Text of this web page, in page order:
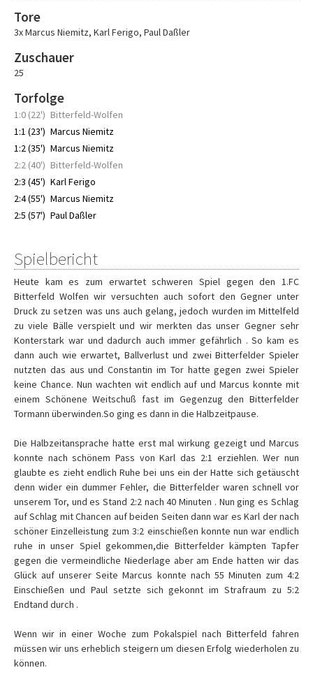
Tore
3x Marcus Niemitz, Karl Ferigo, Paul Daßler
Zuschauer
25
Torfolge
1:0 (22') Bitterfeld-Wolfen
1:1 (23') Marcus Niemitz
1:2 (35') Marcus Niemitz
2:2 (40') Bitterfeld-Wolfen
2:3 (45') Karl Ferigo
2:4 (55') Marcus Niemitz
2:5 (57') Paul Daßler
Spielbericht
Heute kam es zum erwartet schweren Spiel gegen den 1.FC
Bitterfeld Wolfen wir versuchten auch sofort den Gegner unter
Druck zu setzen was uns auch gelang, jedoch wurden im Mittelfeld
zu viele Bälle verspielt und wir merkten das unser Gegner sehr
Konterstark war und dadurch auch immer gefährlich . So kam es
dann auch wie erwartet, Ballverlust und zwei Bitterfelder Spieler
nutzten das aus und Constantin im Tor hatte gegen zwei Spieler
keine Chance. Nun wachten wit endlich auf und Marcus konnte mit
einem Schönene Weitschuß fast im Gegenzug den Bitterfelder
Tormann überwinden.So ging es dann in die Halbzeitpause.
Die Halbzeitansprache hatte erst mal wirkung gezeigt und Marcus
konnte nach schönem Pass von Karl das 2:1 erziehlen. Wer nun
glaubte es zieht endlich Ruhe bei uns ein der Hatte sich getäuscht
denn wider ein dummer Fehler, die Bitterfelder waren schnell vor
unserem Tor, und es Stand 2:2 nach 40 Minuten . Nun ging es Schlag
auf Schlag mit Chancen auf beiden Seiten dann war es Karl der nach
schöner Einzelleistung zum 3:2 einschießen konnte nun war endlich
ruhe in unser Spiel gekommen,die Bitterfelder kämpten Tapfer
gegen die vermeindliche Niederlage aber am Ende hatten wir das
Glück auf unserer Seite Marcus konnte nach 55 Minuten zum 4:2
Einschießen und Paul setzte sich gekonnt im Strafraum zu 5:2
Endtand durch .
Wenn wir in einer Woche zum Pokalspiel nach Bitterfeld fahren
müssen wir uns erheblich steigern um diesen Erfolg wiederholen zu
können.